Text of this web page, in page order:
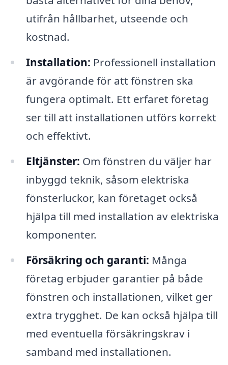
utifrån hållbarhet, utseende och
kostnad.
Installation: Professionell installation
är avgörande för att fönstren ska
fungera optimalt. Ett erfaret företag
ser till att installationen utförs korrekt
och effektivt.
Eltjänster: Om fönstren du väljer har
inbyggd teknik, såsom elektriska
fönsterluckor, kan företaget också
hjälpa till med installation av elektriska
komponenter.
Försäkring och garanti: Många
företag erbjuder garantier på både
fönstren och installationen, vilket ger
extra trygghet. De kan också hjälpa till
med eventuella försäkringskrav i
samband med installationen.